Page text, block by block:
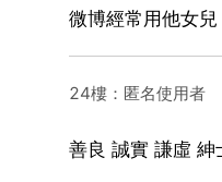
微博經常用他女
24樓：匿名使用者
善良 誠實 謙虛